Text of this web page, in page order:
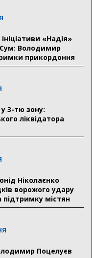
обговорення Плану
Пунктів обігріву
отримала нову
Пенсійний фонд
грн у липні
роботи після
ліквідації
«Надія»
Володимир
прикордоння
3-тю зону:
ліквідатора
Ніколаєнко
ворожого удару
підтримку містян
Поцелуєв